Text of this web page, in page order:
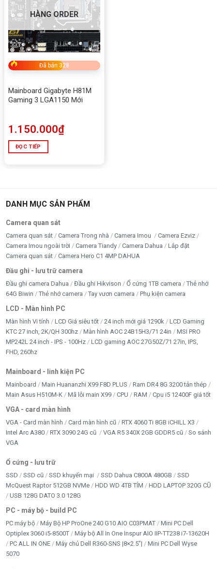
HÀNG ORDER
Đã bán 328
Mainboard Gigabyte H81M
Gaming 3 LGA1150 Mới
1.150.000₫
ĐỌC TIẾP
DANH MỤC SẢN PHẨM
Camera quan sát
Camera quan sát Camera Trong nhà Camera Imou
Camera Ezviz
Camera Imou ngoài trời
Camera Tiandy Camera Dahua
Lắp đặt
Camera quan sát
Camera Hero C1 4MP DAHUA
Đầu ghi - lưu trữ camera
Đầu ghi camera Dahua Đầu ghi Hikvison Ổ cứng 1TB camera
Thẻ nhớ
64G Biwin
Thẻ nhớ camera Tay vươn camera Phụ kiện camera
LCD - Màn hình PC
Màn hình Vi tính LCD Giá siêu tốt 24 inch mới giá 1290k
LCD Gaming
KTC 27 inch, 2K/QH 300hz
Màn hình AOC 24B15H3/71 24in
MSI PRO
MP242L 24 inch - IPS - 100Hz
LCD gaming AOC 27G50Z/71 27in, IPS,
FHD, 260hz
Mainboard - linh kiện PC
Mainboard Main Huananzhi X99 F8D PLUS
Ram DR4 8G 3200 tản thép
Main Asus H510M-K
Mã lỗi main X99 CPU RAM Cpu i5 12400F giá tốt
VGA - card màn hình
VGA - Card màn hình Card màn hình cũ
RTX 4060 Ti 8GB iCHILL X3
Intel Arc A380
RTX 3090 24G cũ VGA R5 340X 2GB GDDR5 cũ
So sánh
VGA
Ổ cứng - lưu trữ
SSD SSD cũ SSD khuyến mại SSD Dahua C800A 480GB
SSD
McQuest Raptor 512GB NVMe
HDD WD 4TB TÍM
HDD LAPTOP 320G CŨ
USB 128G DATO 3.0 128G
PC - máy bộ - build PC
PC máy bộ Máy Bộ HP ProOne 240 G10 AIO C03PMAT
Mini PC Dell
Optiplex 3060 i5-8500T
Máy bộ All In One Inspur AIO IIP-TT238 i7-13620H
PC ALL IN ONE
Máy chủ Dell R360-SNS |8×2.5”|
Mini PC Dell Wyse
5070